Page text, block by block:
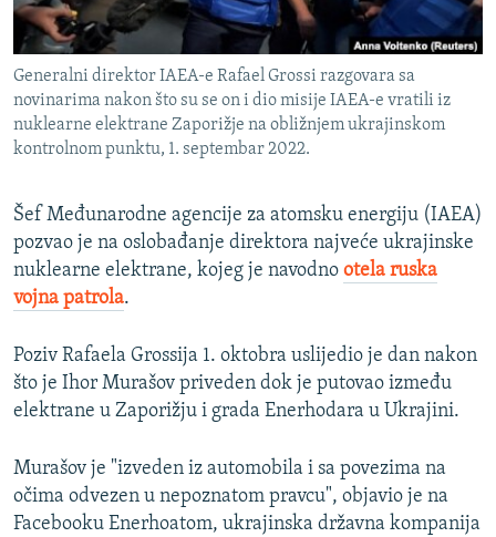
VIŠE OD NASLOVA
GENOCID U SREBRENICI
POPLAVE I KLIZIŠTA U BIH 2024.
TV LIBERTY
MOJA EVROPA
TRI DECENIJE OD RATA U BIH
SVE KARTE DEJTONA
PRATITE NAS
Sve RFE/RL stranice
Generalni direktor IAEA-e Rafael Grossi razgovara sa
novinarima nakon što su se on i dio misije IAEA-e vratili iz
nuklearne elektrane Zaporižje na obližnjem ukrajinskom
kontrolnom punktu, 1. septembar 2022.
Šef Međunarodne agencije za atomsku energiju (IAEA)
pozvao je na oslobađanje direktora najveće ukrajinske
nuklearne elektrane, kojeg je navodno otela ruska
vojna patrola.
Poziv Rafaela Grossija 1. oktobra uslijedio je dan nakon
što je Ihor Murašov priveden dok je putovao između
elektrane u Zaporižju i grada Enerhodara u Ukrajini.
Murašov je "izveden iz automobila i sa povezima na
očima odvezen u nepoznatom pravcu", objavio je na
Facebooku Enerhoatom, ukrajinska državna kompanija